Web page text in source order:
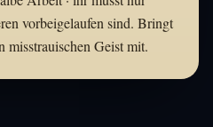
vorbeigelaufen sind. Bringt
misstrauischen Geist mit.